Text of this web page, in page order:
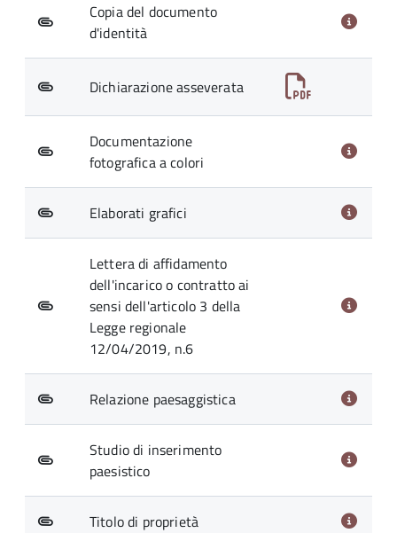
Copia del documento
d'identità
Dichiarazione asseverata
Documentazione
fotografica a colori
Elaborati grafici
Lettera di affidamento
dell'incarico o contratto ai
sensi dell'articolo 3 della
Legge regionale
12/04/2019, n.6
Relazione paesaggistica
Studio di inserimento
paesistico
Titolo di proprietà